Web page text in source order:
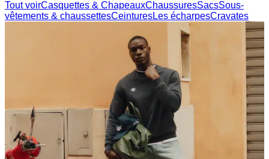
Tout voirCasquettes & ChapeauxChaussuresSacsSous-
vêtements & chaussettesCeinturesLes écharpesCravates